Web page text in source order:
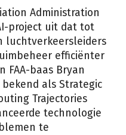
Administration
project uit dat tot
luchtverkeersleiders
efficiënter
FAA-baas Bryan
als Strategic
Trajectories
technologie
te